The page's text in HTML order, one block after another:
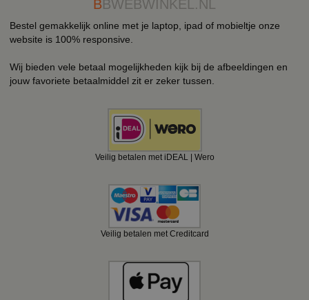
BBWEBWINKEL.NL
Bestel gemakkelijk online met je laptop, ipad of mobieltje onze
website is 100% responsive.
Wij bieden vele betaal mogelijkheden kijk bij de afbeeldingen en
jouw favoriete betaalmiddel zit er zeker tussen.
Veilig betalen met iDEAL | Wero
Veilig betalen met Creditcard